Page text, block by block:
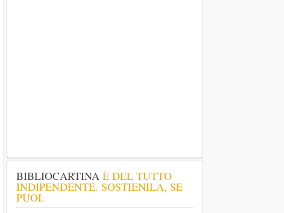
BIBLIOCARTINA È DEL TUTTO
INDIPENDENTE. SOSTIENILA, SE
PUOI.